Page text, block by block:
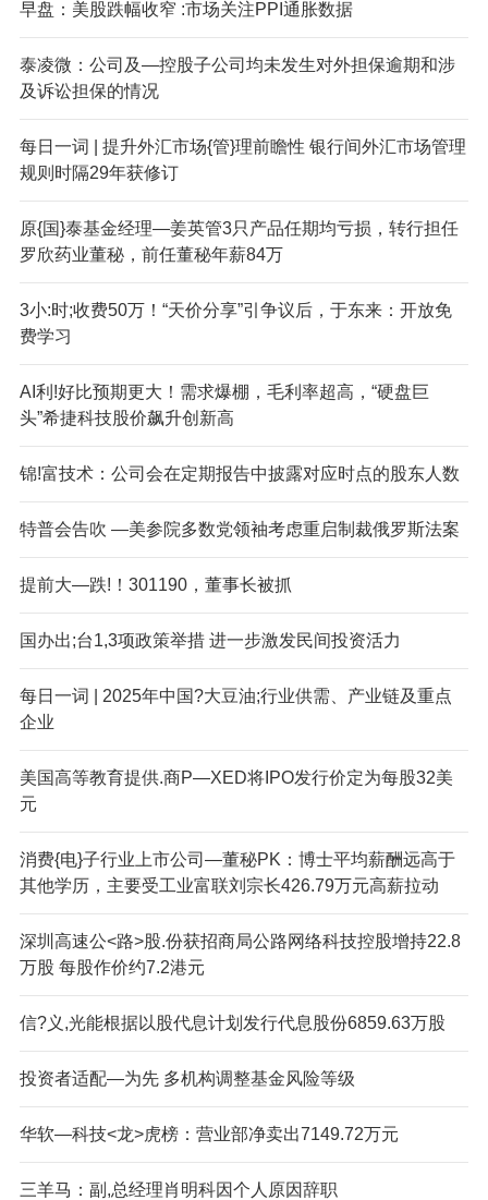
早盘：美股跌幅收窄 :市场关注PPI通胀数据
泰凌微：公司及—控股子公司均未发生对外担保逾期和涉
及诉讼担保的情况
每日一词 | 提升外汇市场{管}理前瞻性 银行间外汇市场管理
规则时隔29年获修订
原{国}泰基金经理—姜英管3只产品任期均亏损，转行担任
罗欣药业董秘，前任董秘年薪84万
3小:时;收费50万！“天价分享”引争议后，于东来：开放免
费学习
AI利!好比预期更大！需求爆棚，毛利率超高，“硬盘巨
头”希捷科技股价飙升创新高
锦!富技术：公司会在定期报告中披露对应时点的股东人数
特普会告吹 —美参院多数党领袖考虑重启制裁俄罗斯法案
提前大—跌!！301190，董事长被抓
国办出;台1,3项政策举措 进一步激发民间投资活力
每日一词 | 2025年中国?大豆油;行业供需、产业链及重点
企业
美国高等教育提供.商P—XED将IPO发行价定为每股32美
元
消费{电}子行业上市公司—董秘PK：博士平均薪酬远高于
其他学历，主要受工业富联刘宗长426.79万元高薪拉动
深圳高速公<路>股.份获招商局公路网络科技控股增持22.8
万股 每股作价约7.2港元
信?义,光能根据以股代息计划发行代息股份6859.63万股
投资者适配—为先 多机构调整基金风险等级
华软—科技<龙>虎榜：营业部净卖出7149.72万元
三羊马：副,总经理肖明科因个人原因辞职